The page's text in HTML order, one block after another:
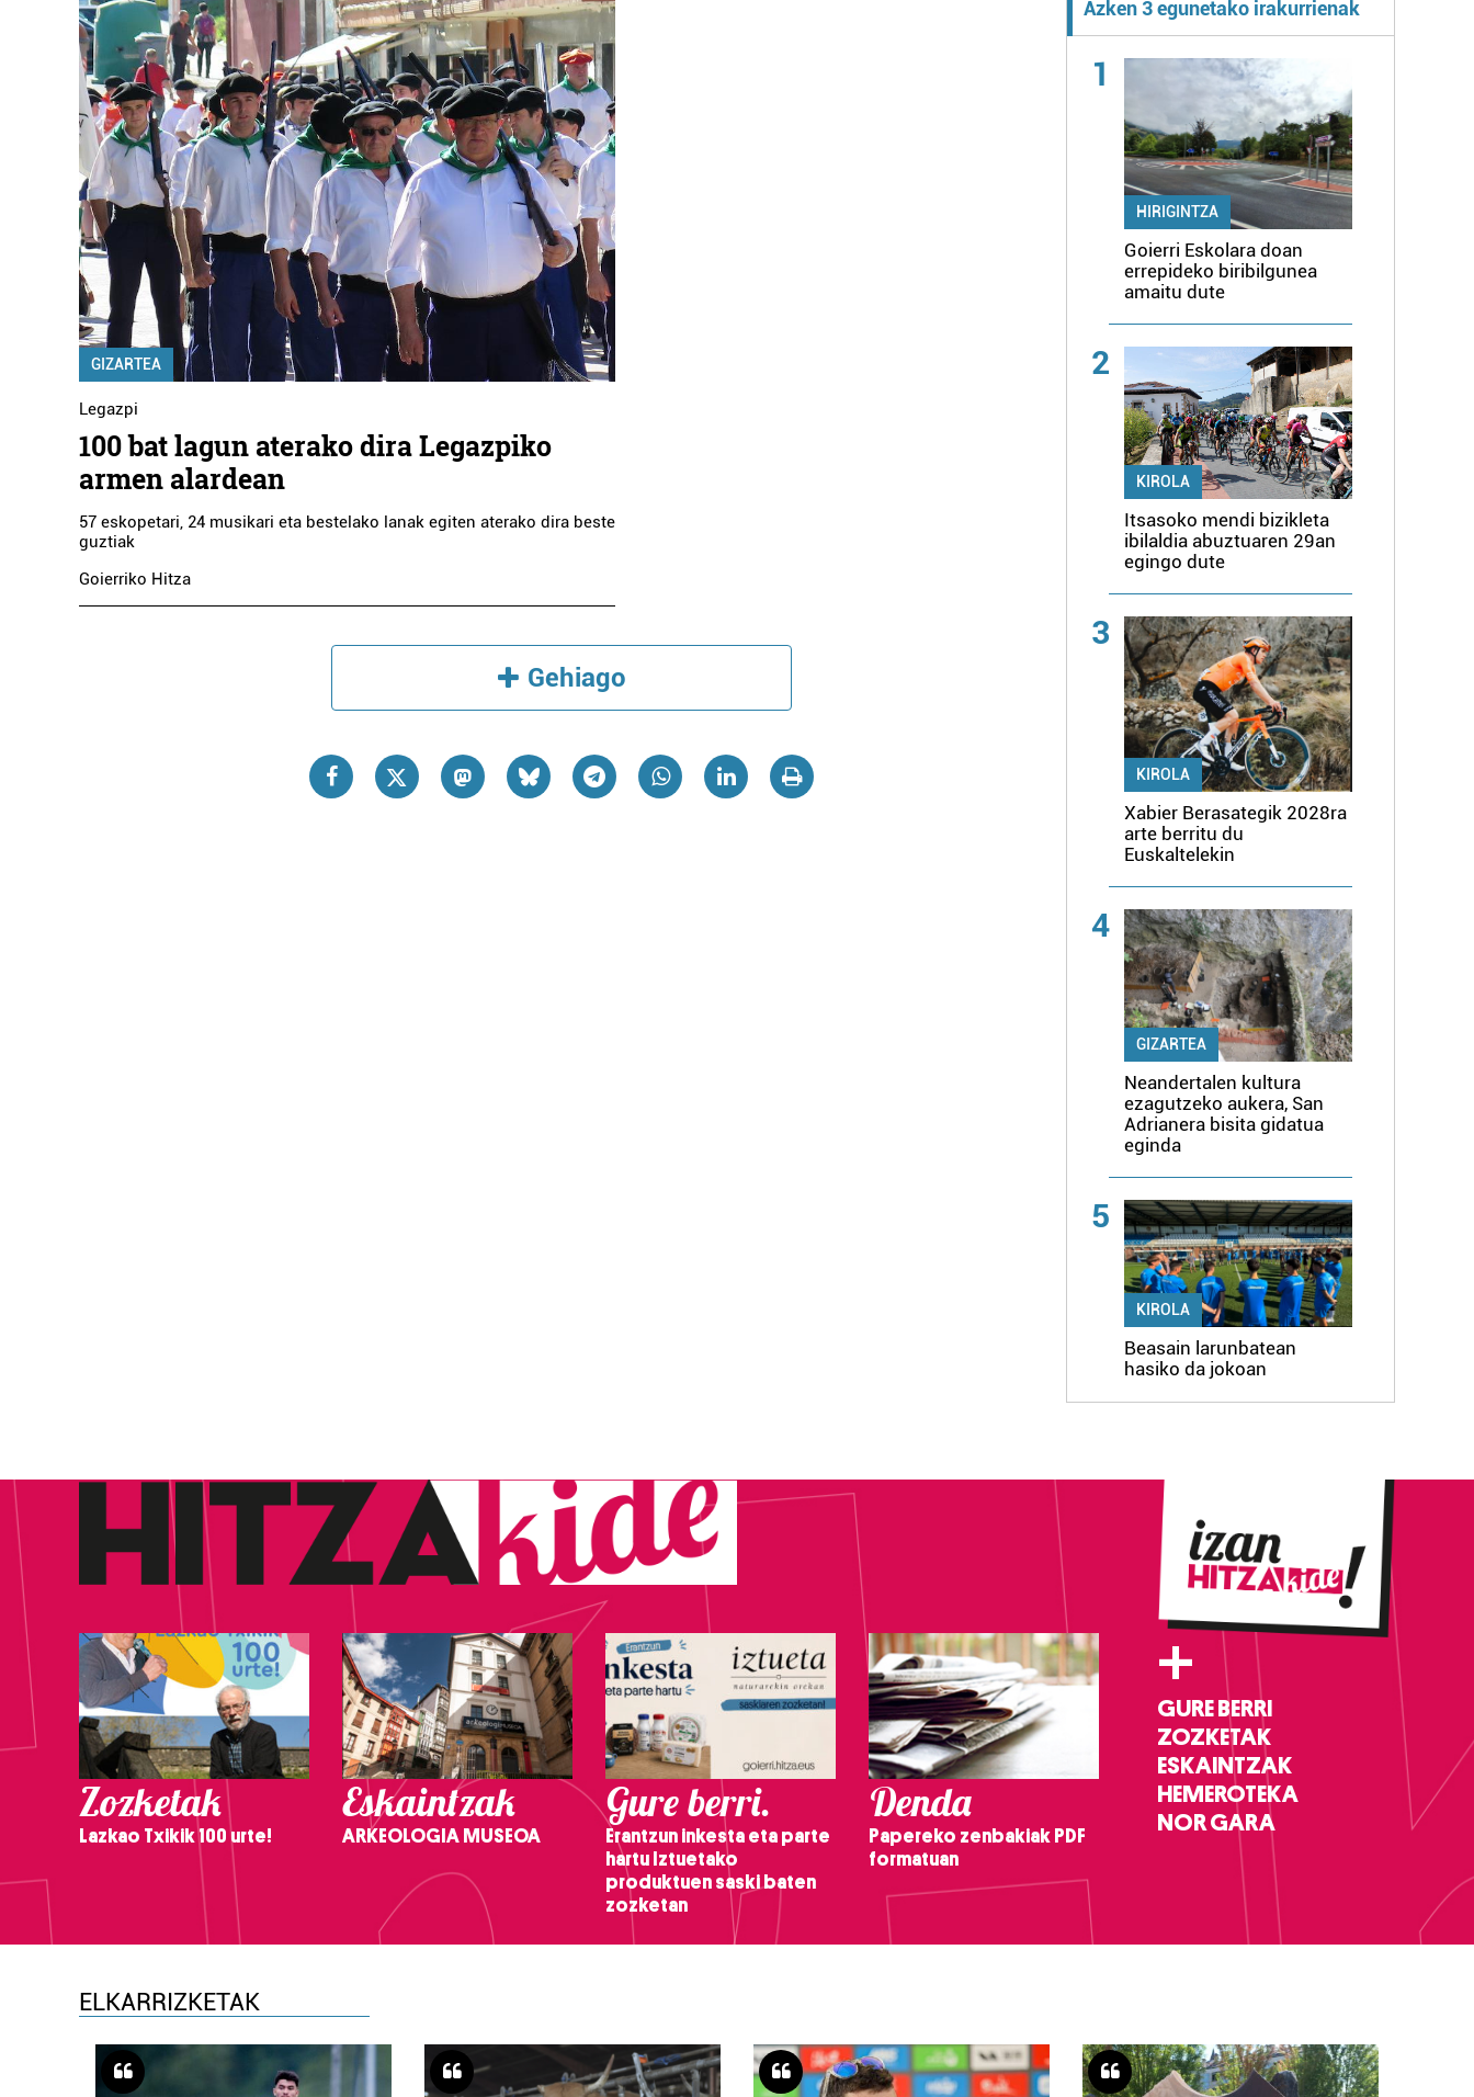
GIZARTEA
Legazpi
100 bat lagun aterako dira Legazpiko
armen alardean
57 eskopetari, 24 musikari eta bestelako lanak egiten aterako dira beste
guztiak
Goierriko Hitza
Gehiago
Azken 3 egunetako irakurrienak
1
HIRIGINTZA
Goierri Eskolara doan
errepideko biribilgunea
amaitu dute
2
KIROLA
Itsasoko mendi bizikleta
ibilaldia abuztuaren 29an
egingo dute
3
KIROLA
Xabier Berasategik 2028ra
arte berritu du
Euskaltelekin
4
GIZARTEA
Neandertalen kultura
ezagutzeko aukera, San
Adrianera bisita gidatua
eginda
5
KIROLA
Beasain larunbatean
hasiko da jokoan
Zozketak
Lazkao Txikik 100 urte!
Eskaintzak
ARKEOLOGIA MUSEOA
Gure berri.
Erantzun inkesta eta parte
hartu Iztuetako
produktuen saski baten
zozketan
Denda
Papereko zenbakiak PDF
formatuan
+
GURE BERRI
ZOZKETAK
ESKAINTZAK
HEMEROTEKA
NOR GARA
ELKARRIZKETAK